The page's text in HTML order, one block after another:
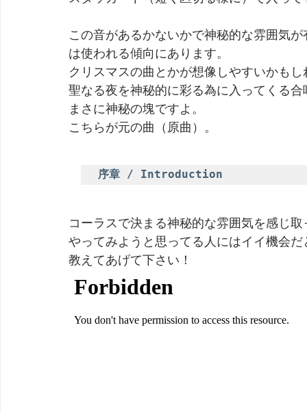
この音があるかないかで神秘的な雰囲気
は使われる傾向にあります。
クリスマスの曲とかが想像しやすいかも
聖なる夜を神秘的に彩る為に入ってくる合
まさに神秘の塊ですよ。
こちらが元の曲（原曲）。
序章 / Introduction
コーラスで決まる神秘的な雰囲気を感じ
やってみようと思ってる人にはイイ機会
教えてあげて下さい！